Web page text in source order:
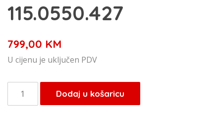
115.0550.427
799,00 KM
U cijenu je uključen PDV
Franke
slavina
Dodaj u košaricu